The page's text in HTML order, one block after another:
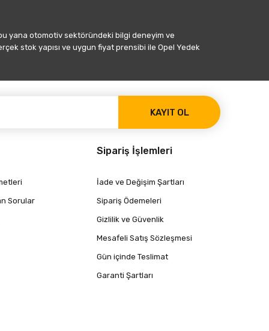
yana otomotiv sektöründeki bilgi deneyim ve
stok yapısı ve uygun fiyat prensibi ile Opel Yedek
KAYIT OL
Sorular
Sipariş İşlemleri
İade ve Değişim Şartları
Sipariş Ödemeleri
Gizlilik ve Güvenlik
Mesafeli Satış Sözleşmesi
Gün içinde Teslimat
Garanti Şartları